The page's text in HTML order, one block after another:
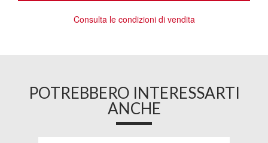
Consulta le condizioni di vendita
POTREBBERO INTERESSARTI
ANCHE